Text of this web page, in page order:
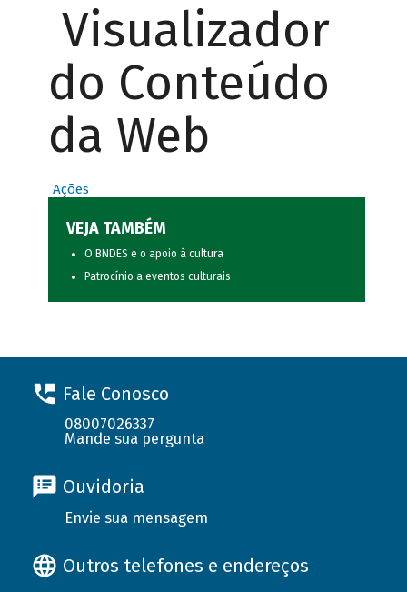
Visualizador
do Conteúdo
da Web
Ações
VEJA TAMBÉM
O BNDES e o apoio à cultura
Patrocínio a eventos culturais
Fale Conosco
08007026337
Mande sua pergunta
Ouvidoria
Envie sua mensagem
Outros telefones e endereços